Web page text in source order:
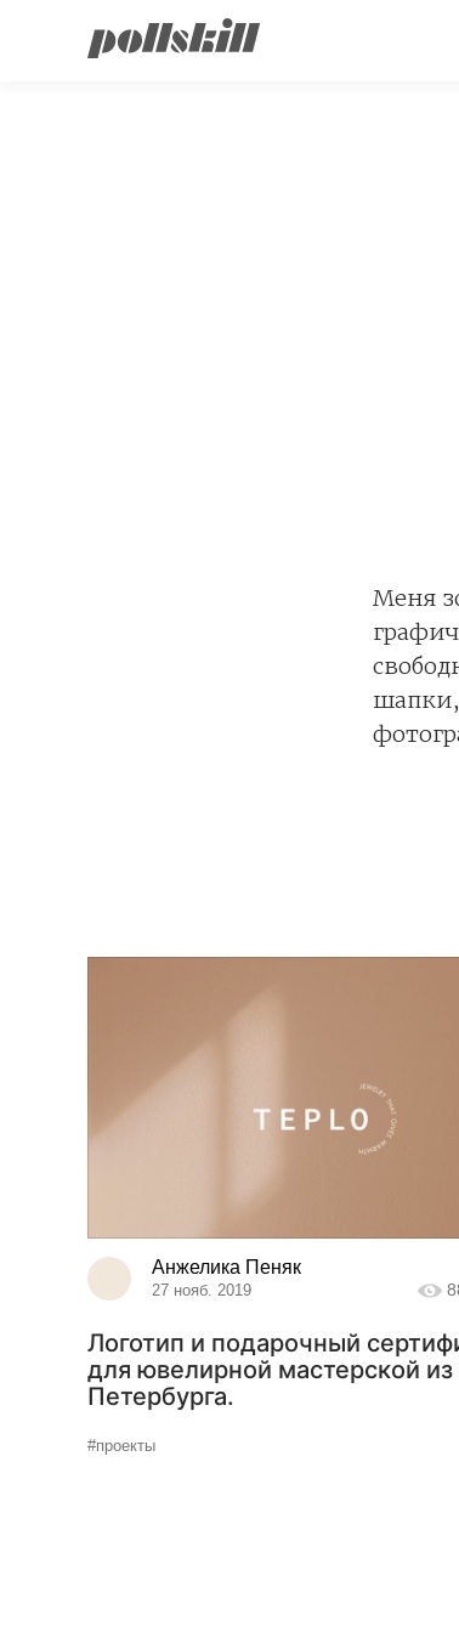
Меня
Анжелика Пеняк
27 нояб. 2019
Логотип и подарочный
для ювелирной мастерской
Петербурга.
#проекты